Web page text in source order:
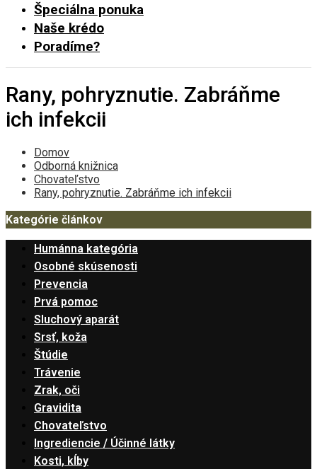
Špeciálna ponuka
Naše krédo
Poradíme?
Rany, pohryznutie. Zabráňme
ich infekcii
Domov
Odborná knižnica
Chovateľstvo
Rany, pohryznutie. Zabráňme ich infekcii
Kategórie článkov
Humánna kategória
Osobné skúsenosti
Prevencia
Prvá pomoc
Sluchový aparát
Srsť, koža
Štúdie
Trávenie
Zrak, oči
Gravidita
Chovateľstvo
Ingrediencie / Účinné látky
Kosti, kĺby